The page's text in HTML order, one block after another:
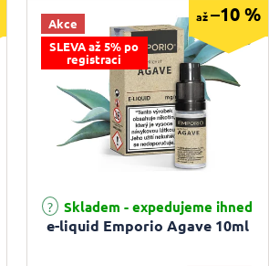
Akce
SLEVA až 5% po
registraci
až–10 %
e-liquid Emporio Agave 10ml
Průměrné hodnocení produktu je 5,0 z
Skladem - expedujeme ihned